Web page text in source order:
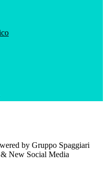
by Gruppo Spaggiari
New Social Media